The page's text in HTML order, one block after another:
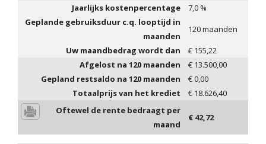
Jaarlijks kostenpercentage
7,0 %
Geplande gebruiksduur c.q. looptijd in
maanden
120maanden
Uw maandbedrag wordt dan
€ 155,22
Afgelost na 120 maanden € 13.500,00
Gepland restsaldo na 120 maanden €0,00
Totaalprijs van het krediet
€ 18.626,40
Oftewel de rente bedraagt per
maand
€ 42,72